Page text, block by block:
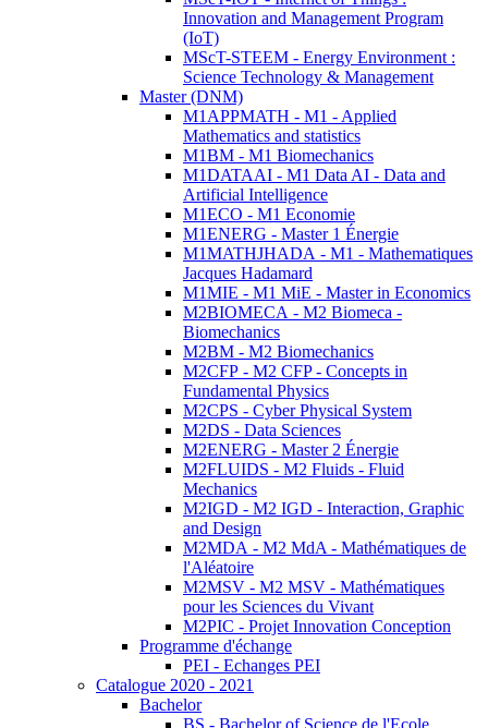
Innovation and Management Program
(IoT)
MScT-STEEM - Energy Environment :
Science Technology & Management
Master (DNM)
M1APPMATH - M1 - Applied
Mathematics and statistics
M1BM - M1 Biomechanics
M1DATAAI - M1 Data AI - Data and
Artificial Intelligence
M1ECO - M1 Economie
M1ENERG - Master 1 Énergie
M1MATHJHADA - M1 - Mathematiques
Jacques Hadamard
M1MIE - M1 MiE - Master in Economics
M2BIOMECA - M2 Biomeca -
Biomechanics
M2BM - M2 Biomechanics
M2CFP - M2 CFP - Concepts in
Fundamental Physics
M2CPS - Cyber Physical System
M2DS - Data Sciences
M2ENERG - Master 2 Énergie
M2FLUIDS - M2 Fluids - Fluid
Mechanics
M2IGD - M2 IGD - Interaction, Graphic
and Design
M2MDA - M2 MdA - Mathématiques de
l'Aléatoire
M2MSV - M2 MSV - Mathématiques
pour les Sciences du Vivant
M2PIC - Projet Innovation Conception
Programme d'échange
PEI - Echanges PEI
Catalogue 2020 - 2021
Bachelor
BS - Bachelor of Science de l'Ecole